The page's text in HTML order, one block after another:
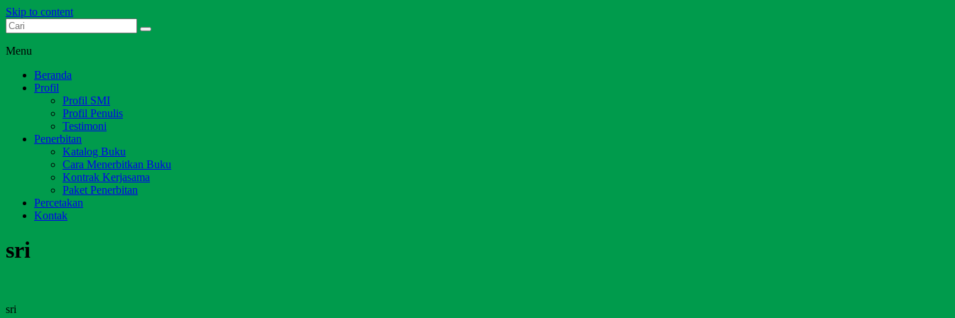
Skip to content
Dari Jambi untuk Indonesia
Menu
Beranda
Profil
Profil SMI
Profil Penulis
Testimoni
Penerbitan
Katalog Buku
Cara Menerbitkan Buku
Kontrak Kerjasama
Paket Penerbitan
Percetakan
Kontak
sri
sri